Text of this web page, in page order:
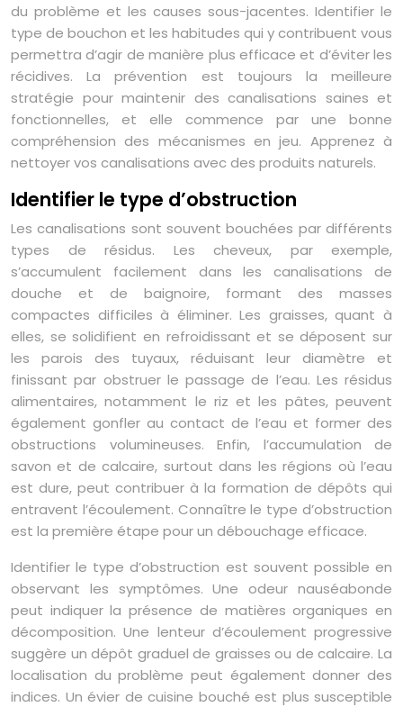
du problème et les causes sous-jacentes. Identifier le
type de bouchon et les habitudes qui y contribuent vous
permettra d’agir de manière plus efficace et d’éviter les
récidives. La prévention est toujours la meilleure
stratégie pour maintenir des canalisations saines et
fonctionnelles, et elle commence par une bonne
compréhension des mécanismes en jeu. Apprenez à
nettoyer vos canalisations avec des produits naturels.
Identifier le type d’obstruction
Les canalisations sont souvent bouchées par différents
types de résidus. Les cheveux, par exemple,
s’accumulent facilement dans les canalisations de
douche et de baignoire, formant des masses
compactes difficiles à éliminer. Les graisses, quant à
elles, se solidifient en refroidissant et se déposent sur
les parois des tuyaux, réduisant leur diamètre et
finissant par obstruer le passage de l’eau. Les résidus
alimentaires, notamment le riz et les pâtes, peuvent
également gonfler au contact de l’eau et former des
obstructions volumineuses. Enfin, l’accumulation de
savon et de calcaire, surtout dans les régions où l’eau
est dure, peut contribuer à la formation de dépôts qui
entravent l’écoulement. Connaître le type d’obstruction
est la première étape pour un débouchage efficace.
Identifier le type d’obstruction est souvent possible en
observant les symptômes. Une odeur nauséabonde
peut indiquer la présence de matières organiques en
décomposition. Une lenteur d’écoulement progressive
suggère un dépôt graduel de graisses ou de calcaire. La
localisation du problème peut également donner des
indices. Un évier de cuisine bouché est plus susceptible